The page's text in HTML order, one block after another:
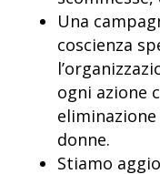
Una
coscienza
ogni azione
donne.
Stiamo